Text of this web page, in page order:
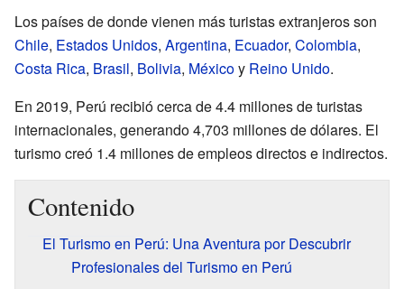
Los países de donde vienen más turistas extranjeros son
Chile, Estados Unidos, Argentina, Ecuador, Colombia,
Costa Rica, Brasil, Bolivia, Méxicoy Reino Unido.
En 2019, Perú recibió cerca de 4.4 millones de turistas
internacionales, generando 4,703 millones de dólares. El
turismo creó 1.4 millones de empleos directos e indirectos.
Contenido
El Turismo en Perú: Una Aventura por Descubrir
Profesionales del Turismo en Perú